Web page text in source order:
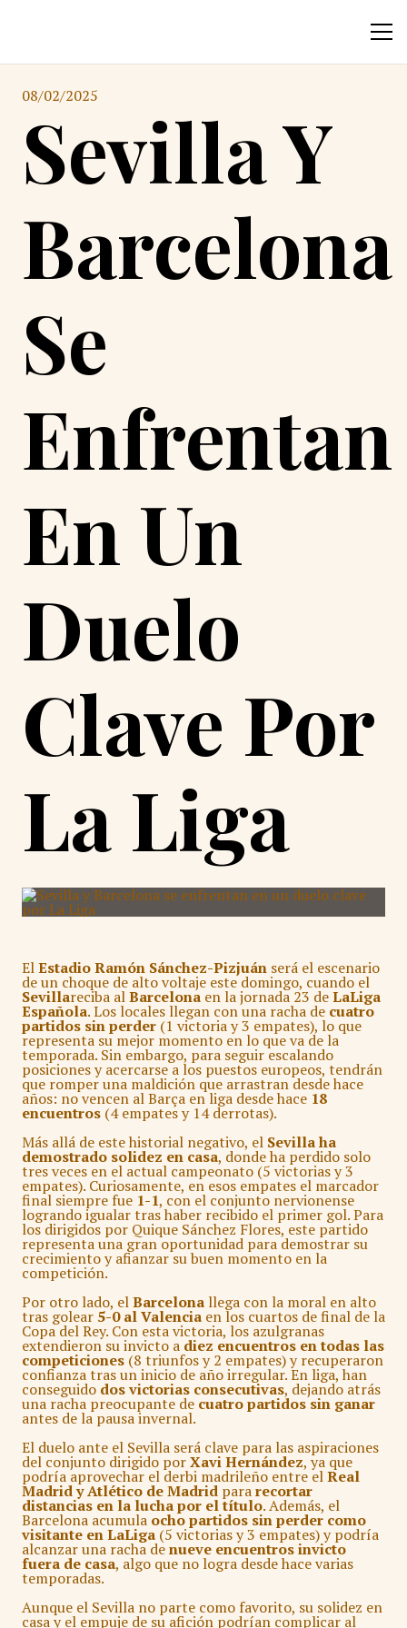
08/02/2025
Sevilla Y
Barcelona
Se
Enfrentan
En Un
Duelo
Clave Por
La Liga
ElEstadio Ramón Sánchez-Pizjuán será el escenario
de un choque de alto voltaje este domingo, cuando el
Sevillareciba alBarcelona en la jornada 23 deLaLiga
Española. Los locales llegan con una racha de cuatro
partidos sin perder (1 victoria y 3 empates), lo que
representa su mejor momento en lo que va de la
temporada. Sin embargo, para seguir escalando
posiciones y acercarse a los puestos europeos, tendrán
que romper una maldición que arrastran desde hace
años: no vencen al Barça en liga desde hace 18
encuentros (4 empates y 14 derrotas).
Más allá de este historial negativo, el Sevilla ha
demostrado solidez en casa, donde ha perdido solo
tres veces en el actual campeonato (5 victorias y 3
empates). Curiosamente, en esos empates el marcador
final siempre fue 1-1, con el conjunto nervionense
logrando igualar tras haber recibido el primer gol. Para
los dirigidos por Quique Sánchez Flores, este partido
representa una gran oportunidad para demostrar su
crecimiento y afianzar su buen momento en la
competición.
Por otro lado, elBarcelona llega con la moral en alto
tras golear 5-0 al Valencia en los cuartos de final de la
Copa del Rey. Con esta victoria, los azulgranas
extendieron su invicto a diez encuentros en todas las
competiciones (8 triunfos y 2 empates) y recuperaron
confianza tras un inicio de año irregular. En liga, han
conseguido dos victorias consecutivas, dejando atrás
una racha preocupante de cuatro partidos sin ganar
antes de la pausa invernal.
El duelo ante el Sevilla será clave para las aspiraciones
del conjunto dirigido porXavi Hernández, ya que
podría aprovechar el derbi madrileño entre elReal
Madrid y Atlético de Madrid pararecortar
distancias en la lucha por el título. Además, el
Barcelona acumula ocho partidos sin perder como
visitante en LaLiga (5 victorias y 3 empates) y podría
alcanzar una racha denueve encuentros invicto
fuera de casa, algo que no logra desde hace varias
temporadas.
Aunque el Sevilla no parte como favorito, su solidez en
casa y el empuje de su afición podrían complicar al